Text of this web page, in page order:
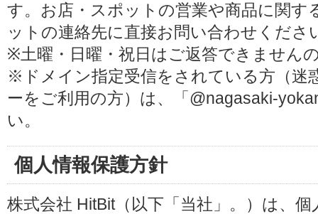
す。お店・スポットの営業や商品に関す
ットの連絡先に直接お問い合わせくださ
※土曜・日曜・祝日はご返答できません
※ドメイン指定受信をされている方（迷
ーをご利用の方）は、「@nagasaki-
い。
個人情報保護方針
株式会社 HitBit（以下「当社」。）は、